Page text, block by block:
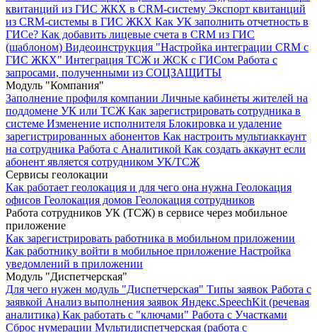
квитанций из ГИС ЖКХ в CRM-систему Экспорт квитанций
из CRM-системы в ГИС ЖКХ Как УК заполнить отчетность в
ГИСе? Как добавить лицевые счета в CRM из ГИС
(шаблоном) Видеоинструкция "Настройка интеграции CRM с
ГИС ЖКХ" Интеграция ТСЖ и ЖСК с ГИСом Работа с
запросами, полученными из СОЦЗАЩИТЫ
Модуль "Компания"
Заполнение профиля компании Личные кабинеты жителей на
поддомене УК или ТСЖ Как зарегистрировать сотрудника в
системе Изменение исполнителя Блокировка и удаление
зарегистрированных абонентов Как настроить мультиаккаунт
на сотрудника Работа с Аналитикой Как создать аккаунт если
абонент является сотрудником УК/ТСЖ
Сервисы геолокации
Как работает геолокация и для чего она нужна Геолокация
офисов Геолокация домов Геолокация сотрудников
Работа сотрудников УК (ТСЖ) в сервисе через мобильное
приложение
Как зарегистрировать работника в мобильном приложении
Как работнику войти в мобильное приложение Настройка
уведомлений в приложении
Модуль "Диспетчерская"
Для чего нужен модуль "Диспетчерская" Типы заявок Работа с
заявкой Анализ выполнения заявок Яндекс.SpeechKit (речевая
аналитика) Как работать с "ключами" Работа с Участками
Сброс нумерации Мультидиспетчерская (работа с